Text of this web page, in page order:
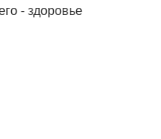
- здоровье